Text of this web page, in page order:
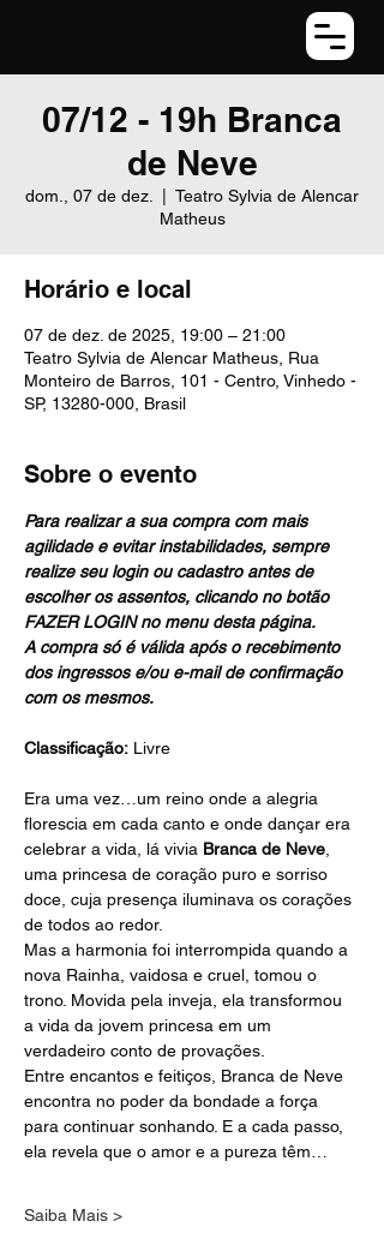
07/12 - 19h Branca
de Neve
dom., 07 de dez.
Teatro Sylvia de Alencar
Matheus
Horário e local
07 de dez. de 2025, 19:00 – 21:00
Teatro Sylvia de Alencar Matheus, Rua
Monteiro de Barros, 101 - Centro, Vinhedo -
SP, 13280-000, Brasil
Sobre o evento
Para realizar a sua compra com mais
agilidade e evitar instabilidades, sempre
realize seu login ou cadastro antes de
escolher os assentos, clicando no botão
FAZER LOGIN no menu desta página.
A compra só é válida após o recebimento
dos ingressos e/ou e-mail de confirmação
com os mesmos.
Classificação: Livre
Era uma vez…um reino onde a alegria
florescia em cada canto e onde dançar era
celebrar a vida, lá vivia Branca de Neve
uma princesa de coração puro e sorriso
doce, cuja presença iluminava os corações
de todos ao redor.
Mas a harmonia foi interrompida quando a
nova Rainha, vaidosa e cruel, tomou o
trono. Movida pela inveja, ela transformou
a vida da jovem princesa em um
verdadeiro conto de provações.
Entre encantos e feitiços, Branca de Neve
encontra no poder da bondade a força
para continuar sonhando. E a cada passo,
ela revela que o amor e a pureza têm…
Saiba Mais >